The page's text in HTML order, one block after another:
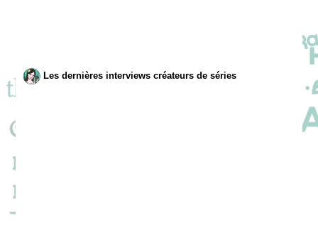
Les dernières interviews créateurs de séries